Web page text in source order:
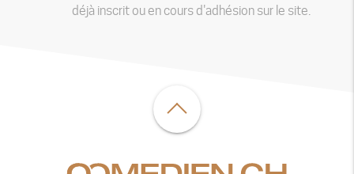
déjà inscrit ou en cours d'adhésion sur le site.